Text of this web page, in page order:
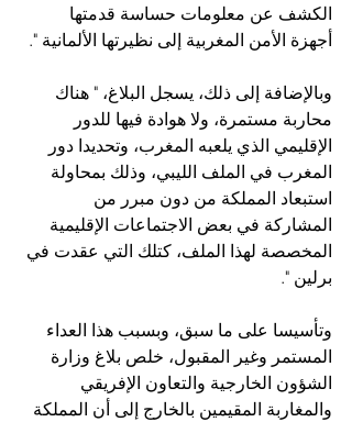
الكشف عن معلومات حساسة قدمتها
أجهزة الأمن المغربية إلى نظيرتها الألمانية ".
وبالإضافة إلى ذلك، يسجل البلاغ، " هناك
محاربة مستمرة، ولا هوادة فيها للدور
الإقليمي الذي يلعبه المغرب، وتحديدا دور
المغرب في الملف الليبي، وذلك بمحاولة
استبعاد المملكة من دون مبرر من
المشاركة في بعض الاجتماعات الإقليمية
المخصصة لهذا الملف، كتلك التي عقدت في
برلين ".
وتأسيسا على ما سبق، وبسبب هذا العداء
المستمر وغير المقبول، خلص بلاغ وزارة
الشؤون الخارجية والتعاون الإفريقي
والمغاربة المقيمين بالخارج إلى أن المملكة